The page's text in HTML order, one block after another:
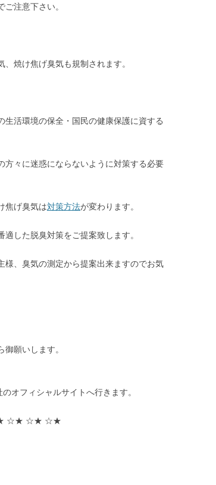
注意下さい。
焼け焦げ臭気も規制されます。
活環境の保全・国民の健康保護に資する
々に迷惑にならないように対策する必要
焦げ臭気は対策方法が変わります。
した脱臭対策をご提案致します。
様、臭気の測定から提案出来ますのでお気
御願いします。
フィシャルサイトへ行きます。
☆★ ☆★ ☆★